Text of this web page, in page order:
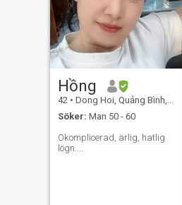
Hồng
42 • Dong Hoi, Quảng Bình, Vietnam
Söker: Man 50 - 60
Okomplicerad, ärlig, hatlig
lögn....​​​​